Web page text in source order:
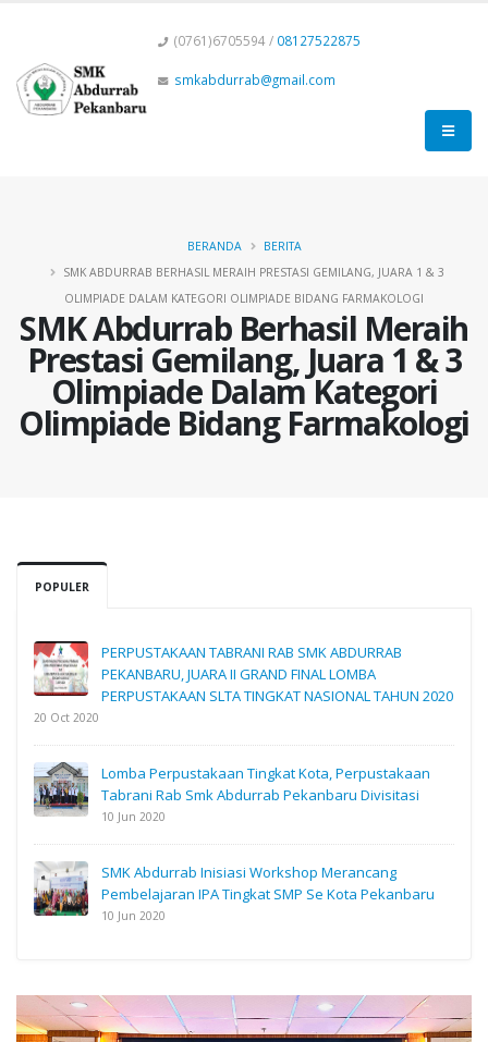
(0761)6705594 / 08127522875
smkabdurrab@gmail.com
SMK Abdurrab Berhasil Meraih
Prestasi Gemilang, Juara 1 & 3
Olimpiade Dalam Kategori
Olimpiade Bidang Farmakologi
BERANDA
BERITA
SMK ABDURRAB BERHASIL MERAIH PRESTASI GEMILANG, JUARA 1 & 3
OLIMPIADE DALAM KATEGORI OLIMPIADE BIDANG FARMAKOLOGI
POPULER
PERPUSTAKAAN TABRANI RAB SMK ABDURRAB
PEKANBARU, JUARA II GRAND FINAL LOMBA
PERPUSTAKAAN SLTA TINGKAT NASIONAL TAHUN 2020
20 Oct 2020
Lomba Perpustakaan Tingkat Kota, Perpustakaan
Tabrani Rab Smk Abdurrab Pekanbaru Divisitasi
10 Jun 2020
SMK Abdurrab Inisiasi Workshop Merancang
Pembelajaran IPA Tingkat SMP Se Kota Pekanbaru
10 Jun 2020